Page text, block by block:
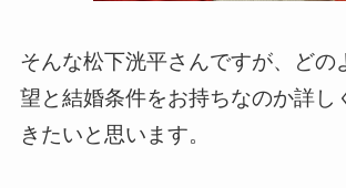
そんな松下洸平さんですが、どの
望と結婚条件をお持ちなのか詳し
きたいと思います。